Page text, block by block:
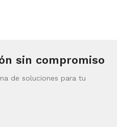
sin compromiso
de soluciones para tu